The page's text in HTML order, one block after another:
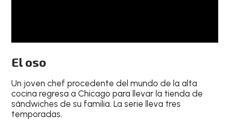
El oso
Un joven chef procedente del mundo de la alta
cocina regresa a Chicago para llevar la tienda de
sándwiches de su familia. La serie lleva tres
temporadas.